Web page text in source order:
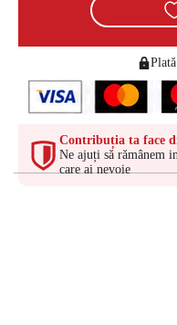
Contribuția ta face
Ne ajuți să rămânem
care ai nevoie